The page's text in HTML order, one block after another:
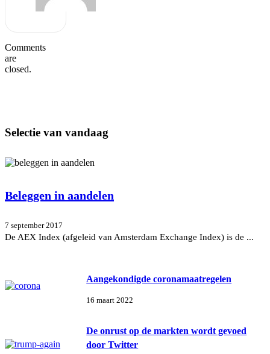
Comments
are
closed.
Selectie van vandaag
Beleggen in aandelen
7 september 2017
De AEX Index (afgeleid van Amsterdam Exchange Index) is de ...
Aangekondigde coronamaatregelen
16 maart 2022
De onrust op de markten wordt gevoed
door Twitter